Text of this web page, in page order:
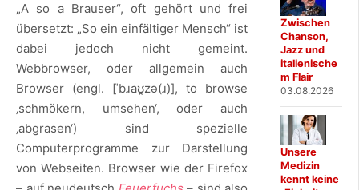
„A so a Brauser“, oft gehört und frei
übersetzt: „So ein einfältiger Mensch“ ist
dabei jedoch nicht gemeint.
Webbrowser, oder allgemein auch
Browser (engl. [ˈbɹaʊ̯zə(ɹ)], to browse
‚schmökern, umsehen‘, oder auch
‚abgrasen‘) sind spezielle
Computerprogramme zur Darstellung
von Webseiten. Browser wie der Firefox
Zwischen
Chanson,
Jazz und
italienische
m Flair
03.08.2026
Unsere
Medizin
kennt keine